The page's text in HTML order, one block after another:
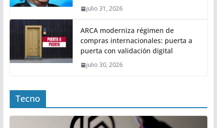
julio 31, 2026
ARCA moderniza régimen de
compras internacionales: puerta a
puerta con validación digital
julio 30, 2026
Tecno